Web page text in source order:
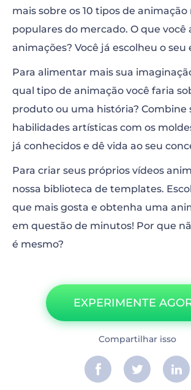
mais sobre os 10 tipos de animação
populares do mercado. O que você
animações? Você já escolheu o seu
Para alimentar mais sua
qual tipo de animação você faria
produto ou uma história? Combine
habilidades artísticas com os
já conhecidos e dê vida ao seu
Para criar seus próprios vídeos
nossa biblioteca de templates.
que mais gosta e obtenha uma
em questão de minutos! Por que
é mesmo?
EXPERIMENTE
Compartilhar isso